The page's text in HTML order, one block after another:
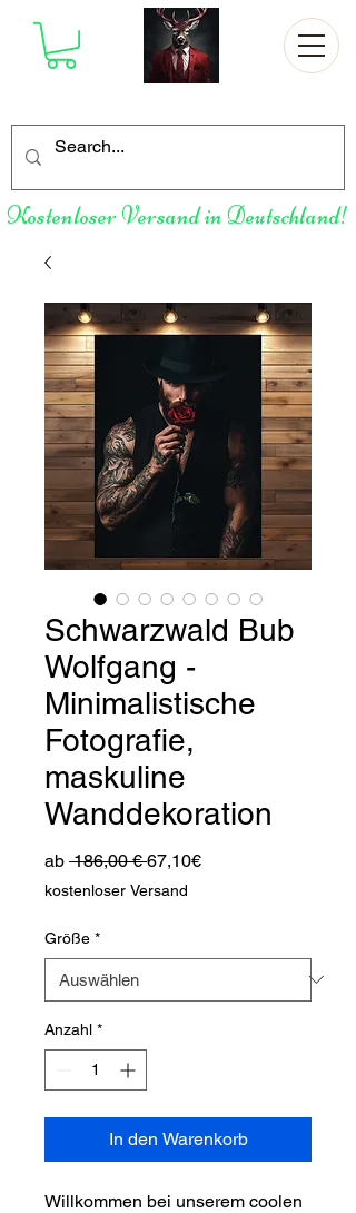
Kostenloser Versand in Deutschland!
Schwarzwald Bub
Wolfgang -
Minimalistische
Fotografie,
maskuline
Wanddekoration
ab 186,00 € Standardpreis
67,10€Sale-
kostenloser Versand
Größe *
Anzahl *
In den Warenkorb
Willkommen bei unserem coolen